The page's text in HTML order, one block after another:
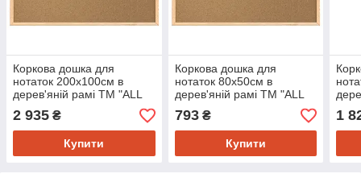
Коркова дошка для
нотаток 200х100см в
дерев'яній рамі TM "ALL
boards"
2 935 ₴
Купити
Коркова дошка для
нотаток 80х50см в
дерев'яній рамі TM "ALL
boards"
793₴
Купити
1